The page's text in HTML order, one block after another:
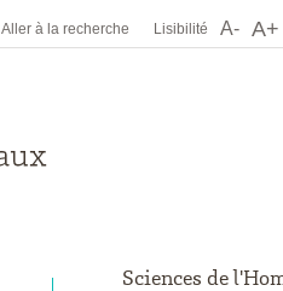
Aller à la recherche Lisibilité A- A+
Sciences de